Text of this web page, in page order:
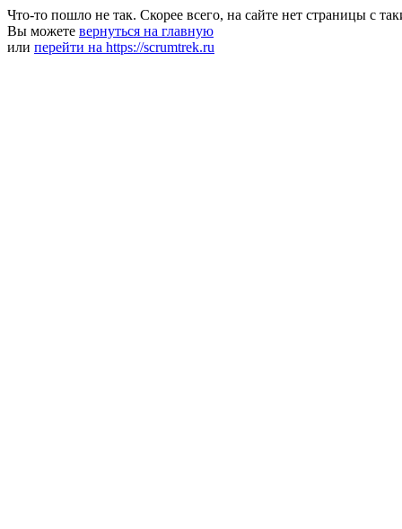
Что-то пошло не так. Скорее всего, на сайте нет страницы с
Вы можете вернуться на главную
или перейти на https://scrumtrek.ru